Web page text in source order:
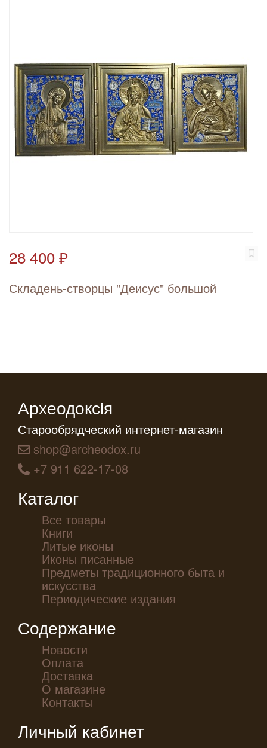
28 400 ₽
Складень-створцы "Деисус" большой
Археодоксiя
Старообрядческий интернет-магазин
shop@archeodox.ru
+7 911 622-17-08
Каталог
Все товары
Книги
Литые иконы
Иконы писанные
Предметы традиционного быта и
искусства
Периодические издания
Содержание
Новости
Оплата
Доставка
О магазине
Контакты
Личный кабинет